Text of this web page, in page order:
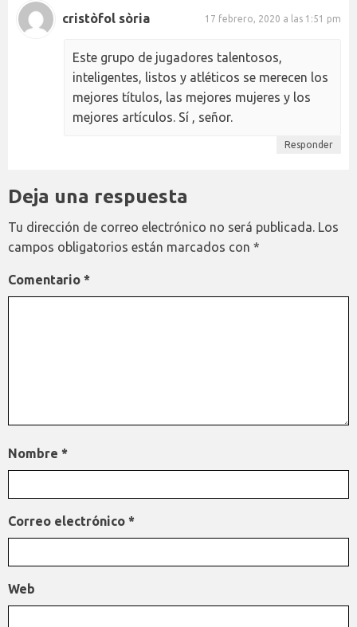
cristòfol sòria 17 febrero, 2020 a las 1:51 pm
Este grupo de jugadores talentosos,
inteligentes, listos y atléticos se merecen los
mejores títulos, las mejores mujeres y los
mejores artículos. Sí , señor.
Responder
Deja una respuesta
Tu dirección de correo electrónico no será publicada. Los
campos obligatorios están marcados con *
Comentario *
Nombre *
Correo electrónico *
Web